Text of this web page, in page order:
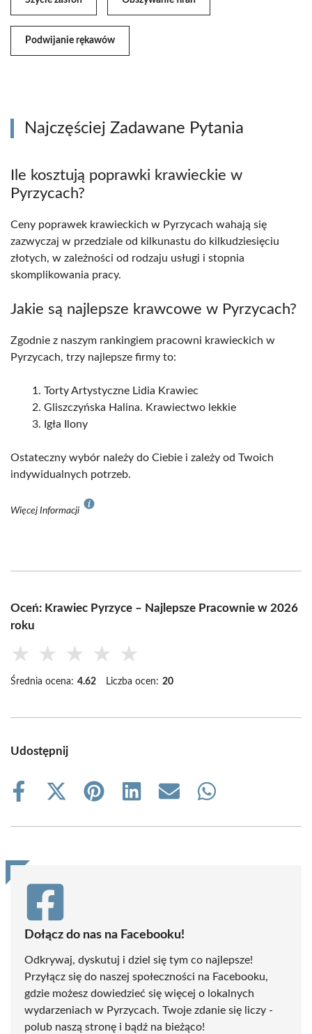
Podwijanie rękawów
Najczęściej Zadawane Pytania
Ile kosztują poprawki krawieckie w
Pyrzycach?
Ceny poprawek krawieckich w Pyrzycach wahają się
zazwyczaj w przedziale od kilkunastu do kilkudziesięciu
złotych, w zależności od rodzaju usługi i stopnia
skomplikowania pracy.
Jakie są najlepsze krawcowe w Pyrzycach?
Zgodnie z naszym rankingiem pracowni krawieckich w
Pyrzycach, trzy najlepsze firmy to:
Torty Artystyczne Lidia Krawiec
Gliszczyńska Halina. Krawiectwo lekkie
Igła Ilony
Ostateczny wybór należy do Ciebie i zależy od Twoich
indywidualnych potrzeb.
Więcej Informacji
Oceń: Krawiec Pyrzyce – Najlepsze Pracownie w 2026
roku
★ ★ ★ ★ ★
Średnia ocena: 4.62 Liczba ocen: 20
Udostępnij
Share
Share
(Twitter)
Share
Share
Share
Share
Dołącz do nas na Facebooku!
Odkrywaj, dyskutuj i dziel się tym co najlepsze!
Przyłącz się do naszej społeczności na Facebooku,
gdzie możesz dowiedzieć się więcej o lokalnych
wydarzeniach w Pyrzycach. Twoje zdanie się liczy -
polub naszą stronę i bądź na bieżąco!